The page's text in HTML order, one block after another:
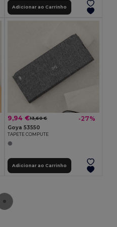
Adicionar ao Carrinho
9,94 €13,60 € -27%
Goya 53550
TAPETE COMPUTE
Adicionar ao Carrinho